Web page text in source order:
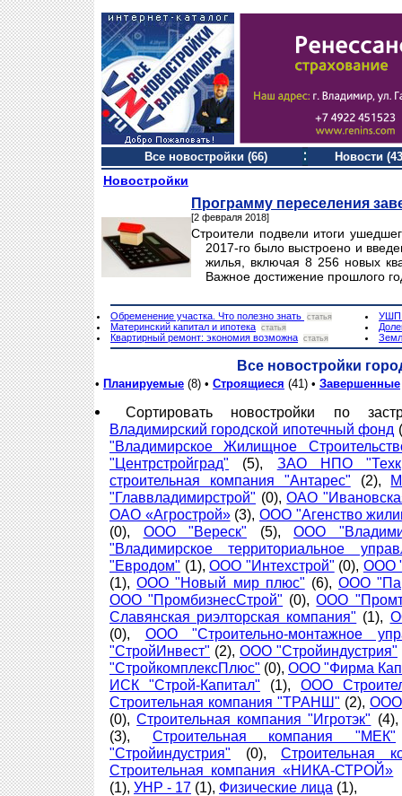
Все новостройки (66) Новости
Новостройки
Программу переселения
[2 февраля 2018]
Строители подвели итоги
2017-го было выстроено и
жилья, включая 8 256 новых
Важное достижение прошлого
Обременение участка. Что полезно знать статья
Материнский капитал и ипотека статья
Квартирный ремонт: экономия возможна статья
УШП.
Все новостройки
• Планируемые (8) • Строящиеся (41) • Завершенные
Сортировать новостройки по
Владимирский городской ипотечный фонд
"Владимирское Жилищное
"Центрстройград" (5), ЗАО НПО
строительная компания "Антарес" (2),
"Главвладимирстрой" (0),ОАО
ОАО «Агрострой»(3), ООО "Агенство
(0), ООО "Вереск" (5), ООО
"Владимирское территориальное
"Евродом" (1),ООО "Интехстрой" (0), ООО
(1),ООО "Новый мир плюс" (6),ООО
ООО "ПромбизнесСтрой" (0),ООО
Славянская риэлторская компания" (1),
(0), ООО "Строительно-монтажное
"СтройИнвест" (2), ООО "Стройиндустрия"
"СтройкомплексПлюс" (0), ООО "Фирма
ИСК "Строй-Капитал" (1), ООО
Строительная компания "ТРАНШ" (2), ООО
(0),Строительная компания "Игротэк"
(3), Строительная компания "МЕК"
"Стройиндустрия" (0), Строительная
Строительная компания «НИКА-СТРОЙ»
(1), УНР - 17 (1), Физические лица (1),